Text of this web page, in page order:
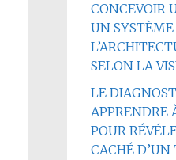
CONCEVOIR
UN SYSTÈME
SELON LA
LE
APPRENDRE
POUR
CACHÉ